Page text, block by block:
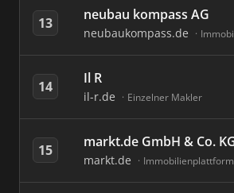
13 neubau kompass AG
neubaukompass.de
14 Il R
il-r.de Einzelner Makler
15 markt.de GmbH & Co.
markt.de Immobilienplattform